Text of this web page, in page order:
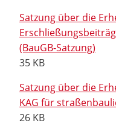
Satzung über die
(BauGB-Satzung)
35 KB
Satzung über die
KAG für
26 KB